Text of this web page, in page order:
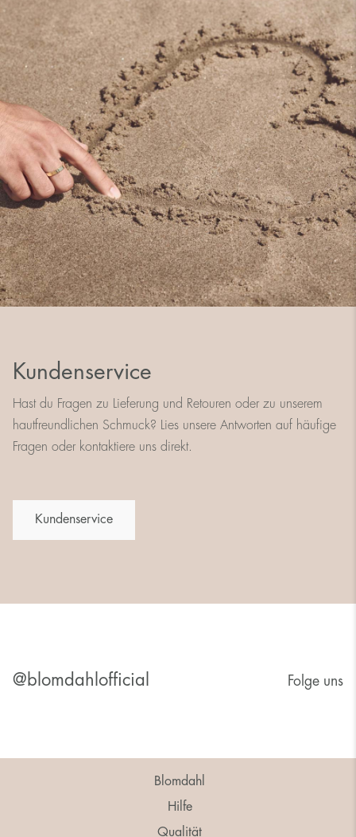
Kundenservice
Hast du Fragen zu Lieferung und Retouren oder zu unserem
hautfreundlichen Schmuck? Lies unsere Antworten auf häufige
Fragen oder kontaktiere uns direkt.
Kundenservice
@blomdahlofficial Folge uns
Blomdahl
Hilfe
Qualität